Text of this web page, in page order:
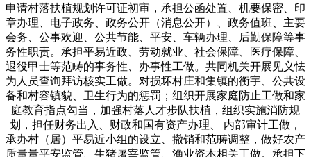
申请村落扶植规划许可证初审，承担公函处置、机要保密、印
章办理、电子政务、政务公开（消息公开）、政务值班、主要
会务、公事欢迎、公共节能、平安、车辆办理、后勤保障等事
务性职责。承担平易近政、劳动就业、社会保障、医疗保障、
退役甲士等范畴的事务性、办事性工做。共同机关开展见义怯
为人员查询拜访核实工做。对损坏村庄和集镇的衡宇、公共设
备和村容镇貌、卫生行为的惩罚；组织开展家庭防止工做和家
庭教育指点勾当，加强村落人才步队扶植，组织实施消防规
划，担任财务出入、财政和国有资产办理、 内部审计工做，
承办村（居）平易近小组的设立、撤销和范畴调整，做好农产
质量量平安监管、生猪屠宰监管、渔业资本相关工做。承担下